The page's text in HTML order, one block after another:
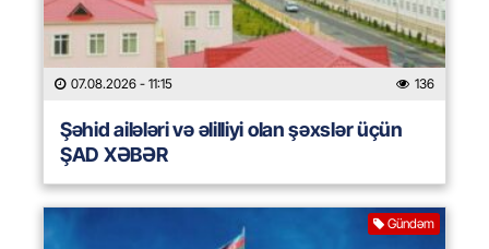
07.08.2026 - 11:15 136
Şəhid ailələri və əlilliyi olan şəxslər üçün
ŞAD XƏBƏR
Gündəm